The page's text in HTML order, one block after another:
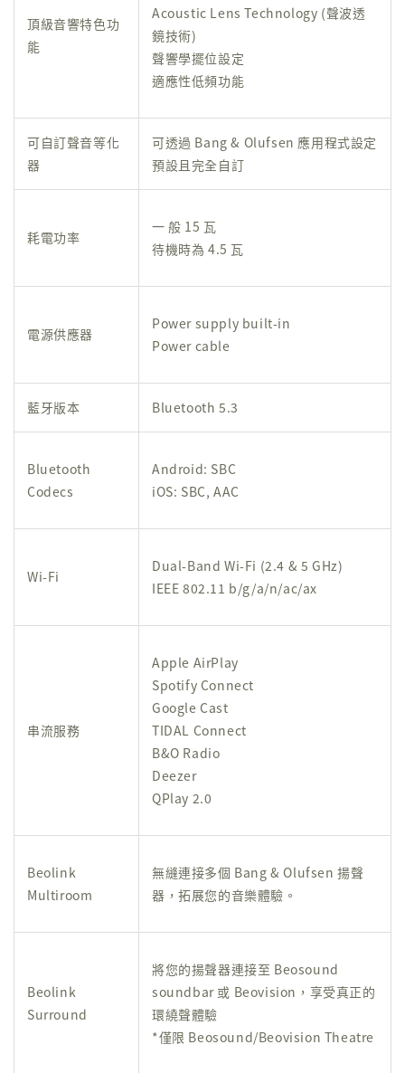
頂級音響特色功
能
Acoustic Lens Technology (聲波透
鏡技術)
聲響學擺位設定
適應性低頻功能
可自訂聲音等化
器
可透過 Bang & Olufsen 應用程式設定
預設且完全自訂
耗電功率
一 般 15 瓦
待機時為 4.5 瓦
電源供應器
Power supply built-in
Power cable
藍牙版本 Bluetooth 5.3
Bluetooth
Codecs
Android: SBC
iOS: SBC, AAC
Wi-Fi
Dual-Band Wi-Fi (2.4 & 5 GHz)
IEEE 802.11 b/g/a/n/ac/ax
串流服務
Apple AirPlay
Spotify Connect
Google Cast
TIDAL Connect
B&O Radio
Deezer
QPlay 2.0
Beolink
Multiroom
無縫連接多個 Bang & Olufsen 揚聲
器，拓展您的音樂體驗。
Beolink
Surround
將您的揚聲器連接至 Beosound
soundbar 或 Beovision，享受真正的
環繞聲體驗
*僅限 Beosound/Beovision Theatre